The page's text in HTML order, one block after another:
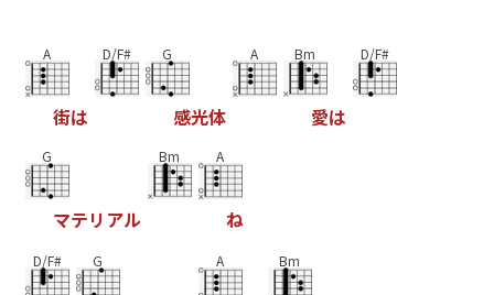
A
街は
D/F# G
感光体
A Bm
愛は
D/F#
G
マテリ アル
Bm A
ね
D/F# G A Bm